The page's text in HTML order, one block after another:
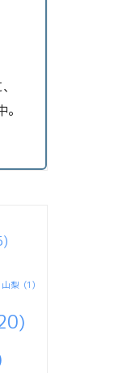
山梨 (1)